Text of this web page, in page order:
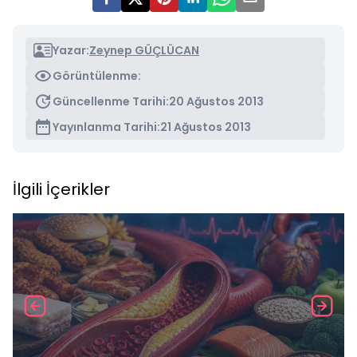
Yazar:Zeynep GÜÇLÜCAN
Görüntülenme:
Güncellenme Tarihi:20 Ağustos 2013
Yayınlanma Tarihi:21 Ağustos 2013
İlgili İçerikler